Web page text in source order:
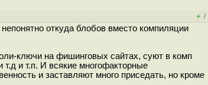
+ /
откуда блобов вместо компиляции
ключи на фишинговых сайтах, суют в комп
и т.п. И всякие многофакторные
и заставляют много приседать, но кроме